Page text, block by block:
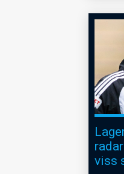
viss